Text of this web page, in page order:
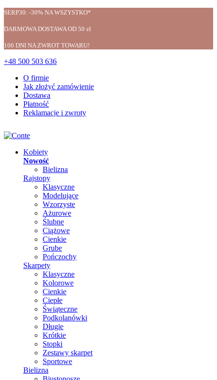
SERP30: -30% NA WSZYSTKO*
DARMOWA DOSTAWA OD 50 zł
100 DNI NA ZWROT TOWARU!
+48 500 503 636
O firmie
Jak złożyć zamówienie
Dostawa
Płatność
Reklamacje i zwroty
Kobiety
Nowość
Bielizna
Rajstopy
Klasyczne
Modelujące
Wzorzyste
Ażurowe
Ślubne
Ciążowe
Cienkie
Grube
Pończochy
Skarpety
Klasyczne
Kolorowe
Cienkie
Ciepłe
Świąteczne
Podkolanówki
Długie
Krótkie
Stopki
Zestawy skarpet
Sportowe
Bielizna